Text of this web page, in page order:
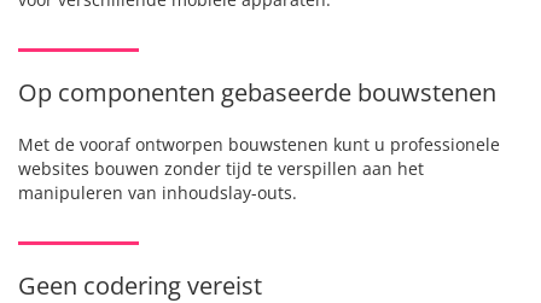
Op componenten gebaseerde bouwstenen
Met de vooraf ontworpen bouwstenen kunt u professionele
websites bouwen zonder tijd te verspillen aan het
manipuleren van inhoudslay-outs.
Geen codering vereist